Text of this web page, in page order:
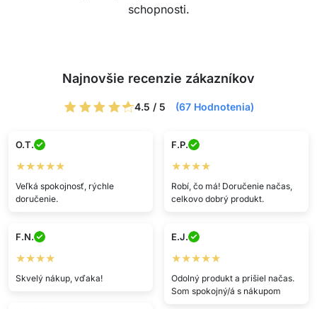
schopnosti.
Najnovšie recenzie zákazníkov
4.5 / 5 (67 Hodnotenia)
O.T.
★★★★★
Veľká spokojnosť, rýchle
doručenie.
F.P.
★★★★
Robí, čo má! Doručenie načas,
celkovo dobrý produkt.
F.N.
★★★★
Skvelý nákup, vďaka!
E.J.
★★★★★
Odolný produkt a prišiel načas.
Som spokojný/á s nákupom